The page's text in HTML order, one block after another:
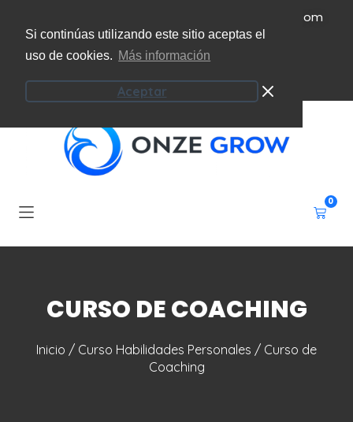
Si continúas utilizando este sitio aceptas el
uso de cookies. Más información
Aceptar
info@onzeecoaching.com
Campus virtual Mi cuenta
0
CURSO DE COACHING
Inicio / Curso Habilidades Personales / Curso de
Coaching